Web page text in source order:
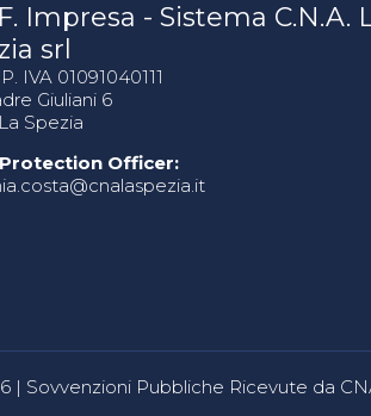
Impresa - Sistema C.N.A.
srl
IVA 01091040111
Giuliani 6
Spezia
Officer:
| Sovvenzioni Pubbliche Ricevute da